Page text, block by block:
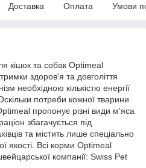
Доставка Оплата Умови
кішок та собак Optimeal
здоров'я та довголіття
необхідною кількістю енергії
потреби кожної тварини
пропонує різні види м'яса
збагачується під
та містить лише спеціально
якості. Всі корми Optimeal
компанії: Swiss Pet